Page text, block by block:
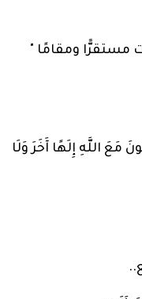
مستقرًّا ومقامًا "
مَعَ اللَّهِ إِلَهًا آَخَرَ وَلَا